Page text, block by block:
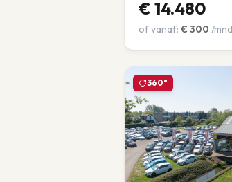
€ 14.480
of vanaf: € 300 /mnd
360°